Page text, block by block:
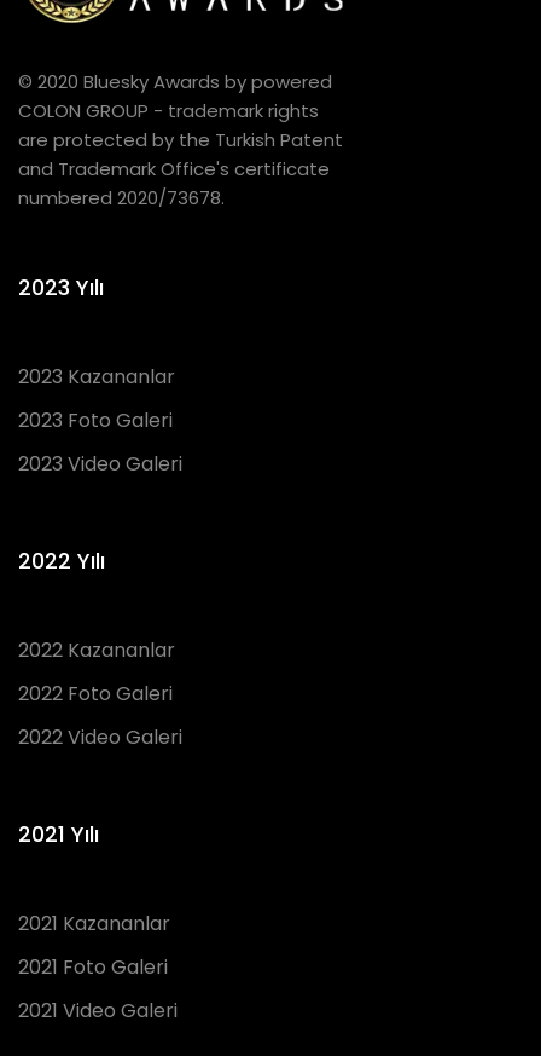
© 2020 Bluesky Awards by powered
COLON GROUP - trademark rights
are protected by the Turkish Patent
and Trademark Office's certificate
numbered 2020/73678.
2023 Yılı
2023 Kazananlar
2023 Foto Galeri
2023 Video Galeri
2022 Yılı
2022 Kazananlar
2022 Foto Galeri
2022 Video Galeri
2021 Yılı
2021 Kazananlar
2021 Foto Galeri
2021 Video Galeri